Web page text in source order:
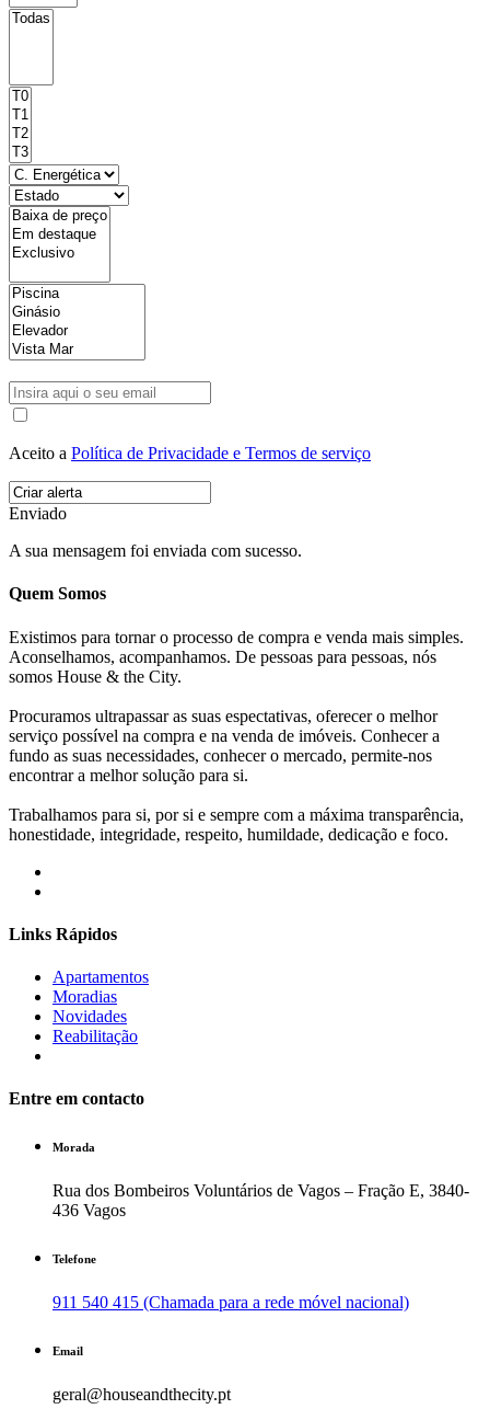
Aceito a Política de Privacidade e Termos de serviço
Enviado
A sua mensagem foi enviada com sucesso.
Quem Somos
Existimos para tornar o processo de compra e venda mais simples.
Aconselhamos, acompanhamos. De pessoas para pessoas, nós
somos House & the City.
Procuramos ultrapassar as suas espectativas, oferecer o melhor
serviço possível na compra e na venda de imóveis. Conhecer a
fundo as suas necessidades, conhecer o mercado, permite-nos
encontrar a melhor solução para si.
Trabalhamos para si, por si e sempre com a máxima transparência,
honestidade, integridade, respeito, humildade, dedicação e foco.
Links Rápidos
Apartamentos
Moradias
Novidades
Reabilitação
Entre em contacto
Morada
Rua dos Bombeiros Voluntários de Vagos – Fração E, 3840-
436 Vagos
Telefone
911 540 415 (Chamada para a rede móvel nacional)
Email
geral@houseandthecity.pt